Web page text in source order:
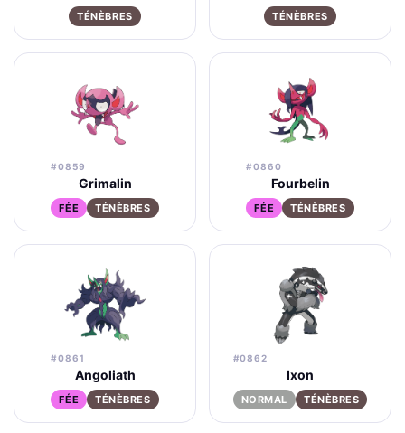
TÉNÈBRES TÉNÈBRES
#0859
Grimalin
FÉE TÉNÈBRES
#0860
Fourbelin
FÉE TÉNÈBRES
#0861
Angoliath
FÉE TÉNÈBRES
#0862
Ixon
NORMAL TÉNÈBRES